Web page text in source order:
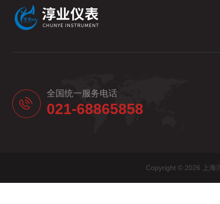
全国统一服务电话
021-68865858
Copyright © 2026 上